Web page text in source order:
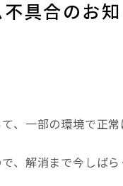
具合のお知
、一部の環境で正
、解消まで今しば